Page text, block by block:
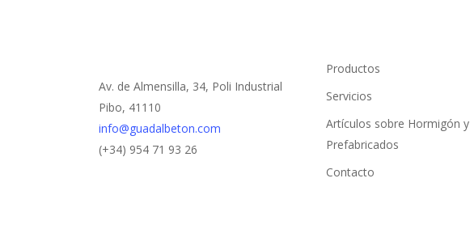
Av. de Almensilla, 34, Poli Industrial
Pibo, 41110
info@guadalbeton.com
(+34) 954 71 93 26
Productos
Servicios
Artículos sobre Hormigón y
Prefabricados
Contacto